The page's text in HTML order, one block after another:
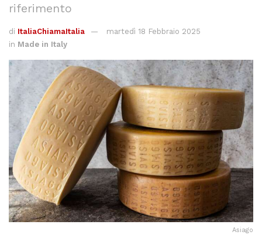
riferimento
di ItaliaChiamaItalia
martedì 18 Febbraio 2025
in Made in Italy
Asiago